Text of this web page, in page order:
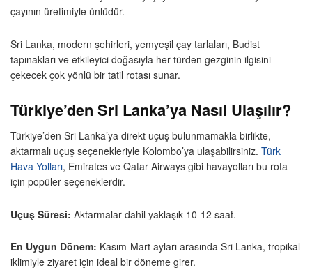
çayının üretimiyle ünlüdür.
Sri Lanka, modern şehirleri, yemyeşil çay tarlaları, Budist
tapınakları ve etkileyici doğasıyla her türden gezginin ilgisini
çekecek çok yönlü bir tatil rotası sunar.
Türkiye’den Sri Lanka’ya Nasıl Ulaşılır?
Türkiye’den Sri Lanka’ya direkt uçuş bulunmamakla birlikte,
aktarmalı uçuş seçenekleriyle Kolombo’ya ulaşabilirsiniz. Türk
Hava Yolları, Emirates ve Qatar Airways gibi havayolları bu rota
için popüler seçeneklerdir.
Uçuş Süresi: Aktarmalar dahil yaklaşık 10-12 saat.
En Uygun Dönem: Kasım-Mart ayları arasında Sri Lanka, tropikal
iklimiyle ziyaret için ideal bir döneme girer.